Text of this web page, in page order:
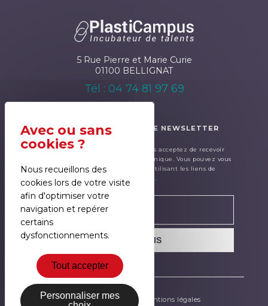
5 Rue Pierre et Marie Curie
01100 BELLIGNAT
Tél : 04 74 81 97 69
ABONNEZ-VOUS À NOTRE NEWSLETTER
En renseignant ce formulaire, cous acceptez de recevoir
notre newsletter par courrier électronique. Vous pouvez vous
désinscrire à tout moment en utilisant les liens de
désinscription.
JE M'INSCRIS
Gestion des cookies Mentions légales
Nous recueillons des
cookies lors de votre visite
afin d'optimiser votre
navigation et repérer
certains
dysfonctionnements.
Tout accepter
Personnaliser mes